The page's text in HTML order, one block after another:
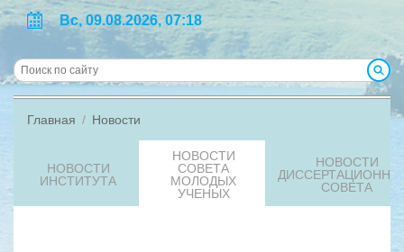
Вс, 09.08.2026, 07:18
Главная Новости
НОВОСТИ
ИНСТИТУТА
НОВОСТИ
СОВЕТА
МОЛОДЫХ
УЧЕНЫХ
НОВОСТИ
СОВЕТА